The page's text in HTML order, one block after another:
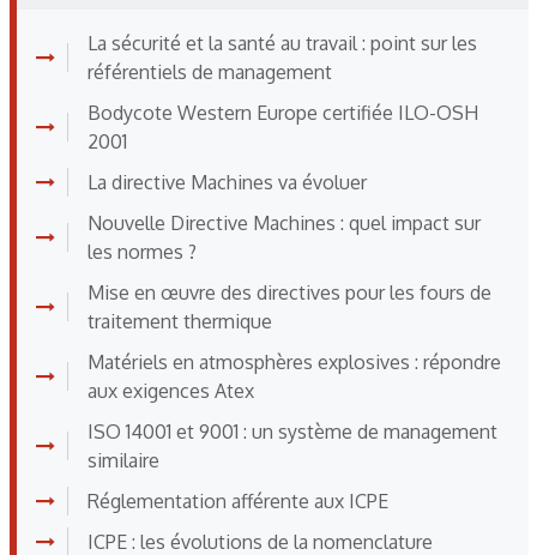
La sécurité et la santé au travail : point sur les
référentiels de management
Bodycote Western Europe certifiée ILO-OSH
2001
La directive Machines va évoluer
Nouvelle Directive Machines : quel impact sur
les normes ?
Mise en œuvre des directives pour les fours de
traitement thermique
Matériels en atmosphères explosives : répondre
aux exigences Atex
ISO 14001 et 9001 : un système de management
similaire
Réglementation afférente aux ICPE
ICPE : les évolutions de la nomenclature